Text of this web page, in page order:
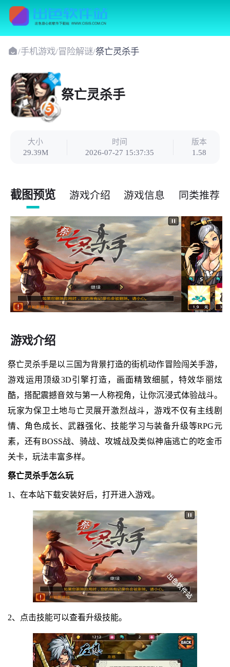
/手机游戏/冒险解谜/祭亡灵杀手
祭亡灵杀手
大小
29.39M
时间
2026-07-27 15:37:35
版本
1.58
截图预览 游戏介绍 游戏信息 同类推荐
游戏介绍
祭亡灵杀手是以三国为背景打造的街机动作冒险闯关手游，
游戏运用顶级3D引擎打造，画面精致细腻，特效华丽炫
酷，搭配震撼音效与第一人称视角，让你沉浸式体验战斗。
玩家为保卫土地与亡灵展开激烈战斗，游戏不仅有主线剧
情、角色成长、武器强化、技能学习与装备升级等RPG元
素，还有BOSS战、骑战、攻城战及类似神庙逃亡的吃金币
关卡，玩法丰富多样。
祭亡灵杀手怎么玩
1、在本站下载安装好后，打开进入游戏。
2、点击技能可以查看升级技能。